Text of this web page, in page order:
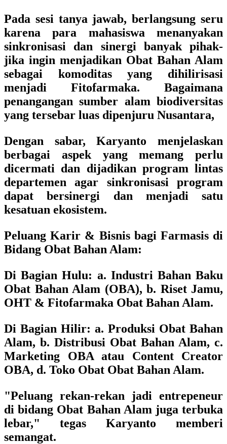
Pada sesi tanya jawab, berlangsung seru
karena para mahasiswa menanyakan
sinkronisasi dan sinergi banyak pihak-
jika ingin menjadikan Obat Bahan Alam
sebagai komoditas yang dihilirisasi
menjadi Fitofarmaka. Bagaimana
penangangan sumber alam biodiversitas
yang tersebar luas dipenjuru Nusantara,
Dengan sabar, Karyanto menjelaskan
berbagai aspek yang memang perlu
dicermati dan dijadikan program lintas
departemen agar sinkronisasi program
dapat bersinergi dan menjadi satu
kesatuan ekosistem.
Peluang Karir & Bisnis bagi Farmasis di
Bidang Obat Bahan Alam:
Di Bagian Hulu: a. Industri Bahan Baku
Obat Bahan Alam (OBA), b. Riset Jamu,
OHT & Fitofarmaka Obat Bahan Alam.
Di Bagian Hilir: a. Produksi Obat Bahan
Alam, b. Distribusi Obat Bahan Alam, c.
Marketing OBA atau Content Creator
OBA, d. Toko Obat Obat Bahan Alam.
"Peluang rekan-rekan jadi entrepeneur
di bidang Obat Bahan Alam juga terbuka
lebar," tegas Karyanto memberi
semangat.